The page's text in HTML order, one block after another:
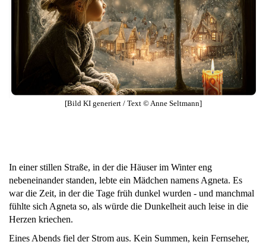
[Bild KI generiert / Text © Anne Seltmann]
In einer stillen Straße, in der die Häuser im Winter eng
nebeneinander standen, lebte ein Mädchen namens Agneta. Es
war die Zeit, in der die Tage früh dunkel wurden - und manchmal
fühlte sich Agneta so, als würde die Dunkelheit auch leise in die
Herzen kriechen.
Eines Abends fiel der Strom aus. Kein Summen, kein Fernseher,